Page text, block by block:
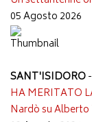
05 Agosto 2026
SANT'ISIDORO
HA MERITATO
Nardò su Alberto